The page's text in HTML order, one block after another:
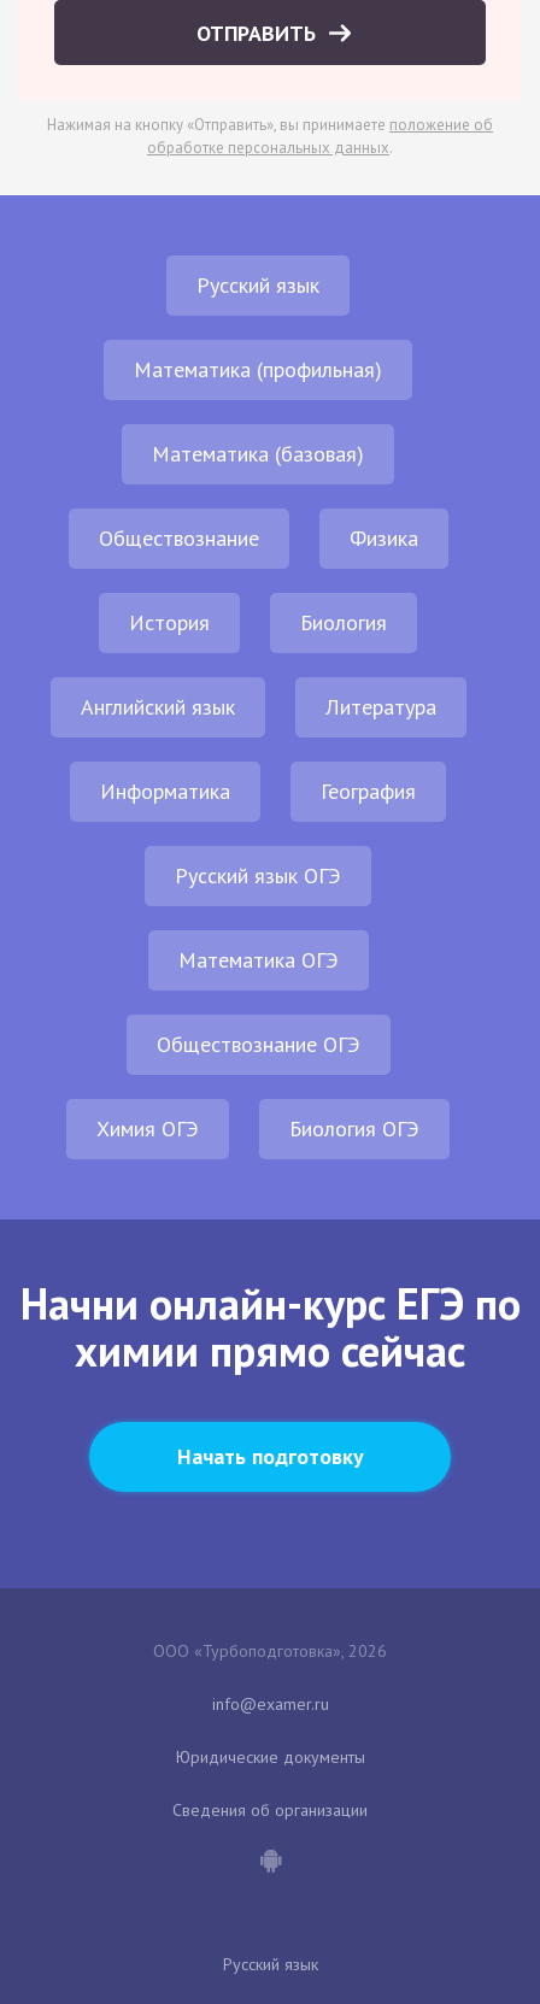
ОТПРАВИТЬ
Нажимая на кнопку «Отправить», вы принимаете положение об
обработке персональных данных.
Русский язык
Математика (профильная)
Математика (базовая)
Обществознание Физика
История Биология
Английский язык Литература
Информатика География
Русский язык ОГЭ
Математика ОГЭ
Обществознание ОГЭ
Химия ОГЭ Биология ОГЭ
Начни онлайн-курс ЕГЭ по
химии прямо сейчас
Начать подготовку
ООО «Турбоподготовка», 2026
Юридические документы
Сведения об организации
Русский язык